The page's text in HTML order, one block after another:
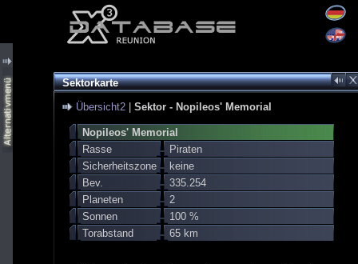
Sektorkarte
Übersicht2
Sektor - Nopileos' Memorial
Nopileos' Memorial
Rasse
Piraten
Sicherheitszone
keine
Bev.
335.254
Planeten
2
Sonnen
100 %
Torabstand
65 km